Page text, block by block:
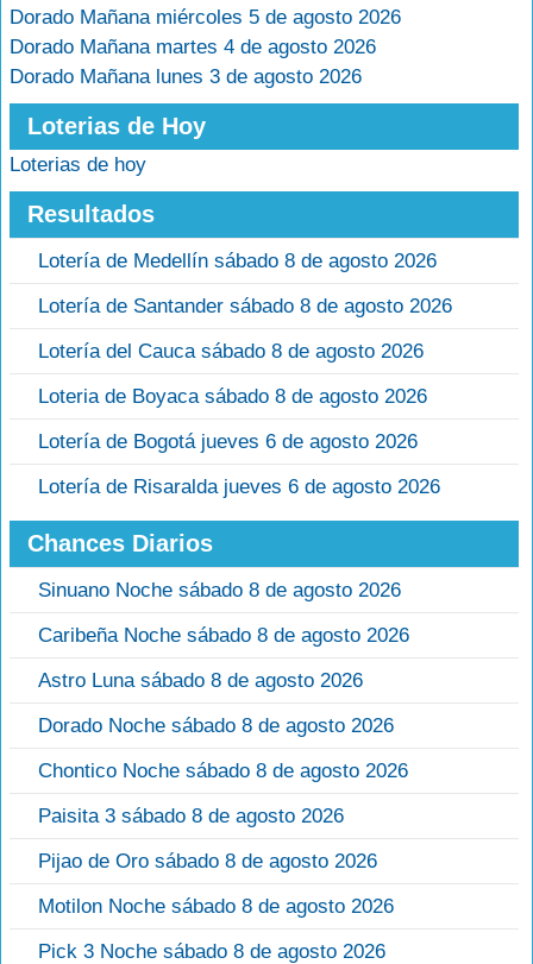
Dorado Mañana miércoles 5 de agosto 2026
Dorado Mañana martes 4 de agosto 2026
Dorado Mañana lunes 3 de agosto 2026
Loterias de Hoy
Loterias de hoy
Resultados
Lotería de Medellín sábado 8 de agosto 2026
Lotería de Santander sábado 8 de agosto 2026
Lotería del Cauca sábado 8 de agosto 2026
Loteria de Boyaca sábado 8 de agosto 2026
Lotería de Bogotá jueves 6 de agosto 2026
Lotería de Risaralda jueves 6 de agosto 2026
Chances Diarios
Sinuano Noche sábado 8 de agosto 2026
Caribeña Noche sábado 8 de agosto 2026
Astro Luna sábado 8 de agosto 2026
Dorado Noche sábado 8 de agosto 2026
Chontico Noche sábado 8 de agosto 2026
Paisita 3 sábado 8 de agosto 2026
Pijao de Oro sábado 8 de agosto 2026
Motilon Noche sábado 8 de agosto 2026
Pick 3 Noche sábado 8 de agosto 2026